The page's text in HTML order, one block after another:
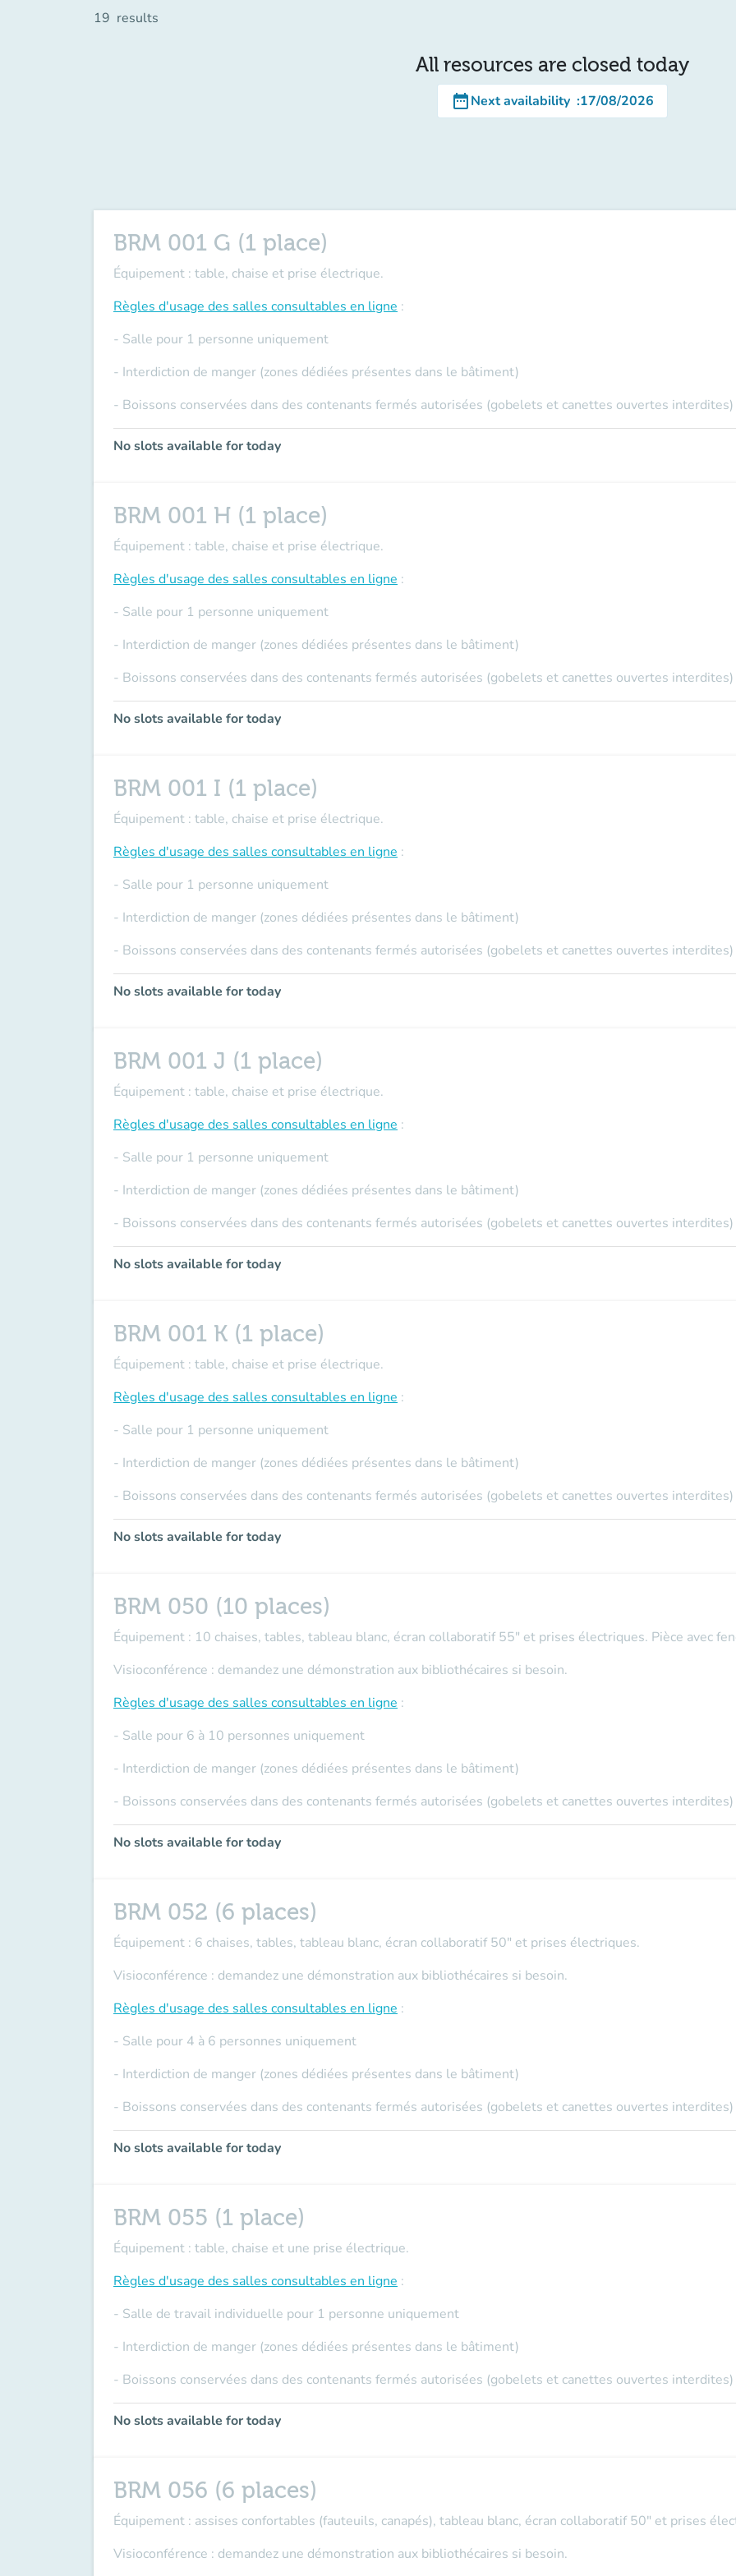
19 results
All resources are closed today
date_rangeNext availability :17/08/2026
BRM 001 G (1 place)
Équipement : table, chaise et prise électrique.
Règles d'usage des salles consultables en ligne :
- Salle pour 1 personne uniquement
- Interdiction de manger (zones dédiées présentes dans le bâtiment)
- Boissons conservées dans des contenants fermés autorisées (gobelets et canettes ouvertes interdites)
No slots available for today
BRM 001 H (1 place)
Équipement : table, chaise et prise électrique.
Règles d'usage des salles consultables en ligne :
- Salle pour 1 personne uniquement
- Interdiction de manger (zones dédiées présentes dans le bâtiment)
- Boissons conservées dans des contenants fermés autorisées (gobelets et canettes ouvertes interdites)
No slots available for today
BRM 001 I (1 place)
Équipement : table, chaise et prise électrique.
Règles d'usage des salles consultables en ligne :
- Salle pour 1 personne uniquement
- Interdiction de manger (zones dédiées présentes dans le bâtiment)
- Boissons conservées dans des contenants fermés autorisées (gobelets et canettes ouvertes interdites)
No slots available for today
BRM 001 J (1 place)
Équipement : table, chaise et prise électrique.
Règles d'usage des salles consultables en ligne :
- Salle pour 1 personne uniquement
- Interdiction de manger (zones dédiées présentes dans le bâtiment)
- Boissons conservées dans des contenants fermés autorisées (gobelets et canettes ouvertes interdites)
No slots available for today
BRM 001 K (1 place)
Équipement : table, chaise et prise électrique.
Règles d'usage des salles consultables en ligne :
- Salle pour 1 personne uniquement
- Interdiction de manger (zones dédiées présentes dans le bâtiment)
- Boissons conservées dans des contenants fermés autorisées (gobelets et canettes ouvertes interdites)
No slots available for today
BRM 050 (10 places)
Équipement : 10 chaises, tables, tableau blanc, écran collaboratif 55" et prises électriques. Pièce avec
Visioconférence : demandez une démonstration aux bibliothécaires si besoin.
Règles d'usage des salles consultables en ligne :
- Salle pour 6 à 10 personnes uniquement
- Interdiction de manger (zones dédiées présentes dans le bâtiment)
- Boissons conservées dans des contenants fermés autorisées (gobelets et canettes ouvertes interdites)
No slots available for today
BRM 052 (6 places)
Équipement : 6 chaises, tables, tableau blanc, écran collaboratif 50" et prises électriques.
Visioconférence : demandez une démonstration aux bibliothécaires si besoin.
Règles d'usage des salles consultables en ligne :
- Salle pour 4 à 6 personnes uniquement
- Interdiction de manger (zones dédiées présentes dans le bâtiment)
- Boissons conservées dans des contenants fermés autorisées (gobelets et canettes ouvertes interdites)
No slots available for today
BRM 055 (1 place)
Équipement : table, chaise et une prise électrique.
Règles d'usage des salles consultables en ligne :
- Salle de travail individuelle pour 1 personne uniquement
- Interdiction de manger (zones dédiées présentes dans le bâtiment)
- Boissons conservées dans des contenants fermés autorisées (gobelets et canettes ouvertes interdites)
No slots available for today
BRM 056 (6 places)
Équipement : assises confortables (fauteuils, canapés), tableau blanc, écran collaboratif 50" et prises
Visioconférence : demandez une démonstration aux bibliothécaires si besoin.